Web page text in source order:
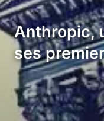
Anthropic,
ses